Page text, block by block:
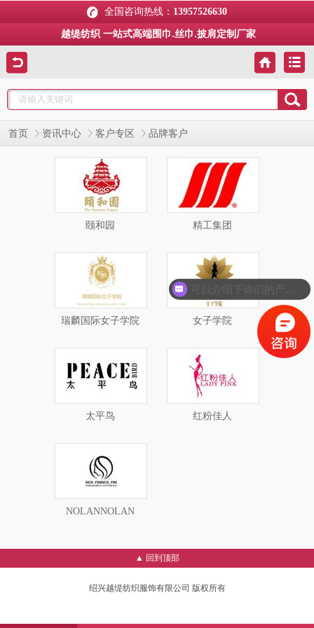
全国咨询热线： 13957526630
越缇纺织 一站式高端围巾.丝巾.披肩定制厂家
首页 资讯中心 客户专区 品牌客户
颐和园 精工集团
瑞麟国际女子学院 女子学院
太平鸟 红粉佳人
NOLANNOLAN
▲ 回到顶部
绍兴越缇纺织服饰有限公司 版权所有
可以介绍下你们的产品么？